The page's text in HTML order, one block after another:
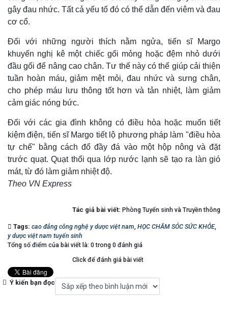
gây đau nhức. Tất cả yếu tố đó có thể dẫn đến viêm và đau
cơ cổ.
Đối với những người thích nằm ngửa, tiến sĩ Margo
khuyến nghị kê một chiếc gối mỏng hoặc đệm nhỏ dưới
đầu gối để nâng cao chân. Tư thế này có thể giúp cải thiện
tuần hoàn máu, giảm mệt mỏi, đau nhức và sưng chân,
cho phép máu lưu thông tốt hơn và tản nhiệt, làm giảm
cảm giác nóng bức.
Đối với các gia đình không có điều hòa hoặc muốn tiết
kiệm điện, tiến sĩ Margo tiết lộ phương pháp làm "điều hòa
tự chế" bằng cách đổ đầy đá vào một hộp nông và đặt
trước quạt. Quạt thổi qua lớp nước lạnh sẽ tạo ra làn gió
mát, từ đó làm giảm nhiệt độ.
Theo VN Express
Tác giả bài viết: Phòng Tuyển sinh và Truyền thông
Tags: cao đẳng công nghệ y dược việt nam HỌC CHĂM SÓC SỨC KHỎE,
y dược việt nam tuyển sinh
Tổng số điểm của bài viết là: 0 trong 0 đánh giá
Click để đánh giá bài viết
Ý kiến bạn đọc